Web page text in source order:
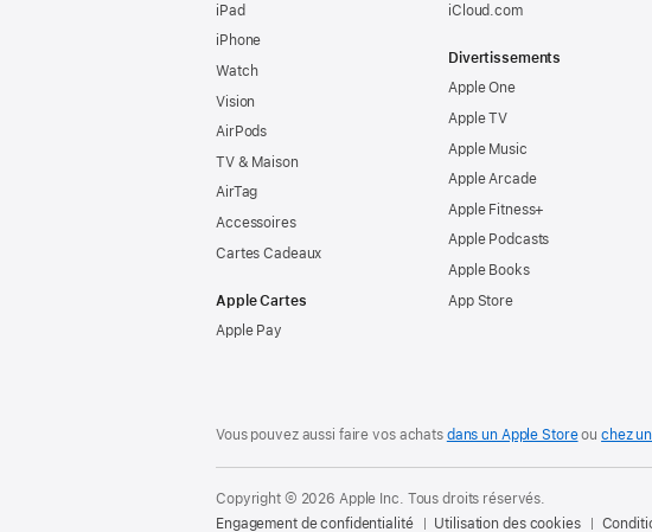
iPad
iPhone
Watch
Vision
AirPods
TV & Maison
AirTag
Accessoires
Cartes Cadeaux
Apple Cartes
Apple Pay
iCloud.com
Divertissements
Apple One
Apple TV
Apple Music
Apple Arcade
Apple Fitness+
Apple Podcasts
Apple Books
App Store
Vous pouvez aussi faire vos achats dans un Apple Storeouchez
Copyright © 2026 Apple Inc. Tous droits réservés.
Engagement de confidentialité
Utilisation des cookies